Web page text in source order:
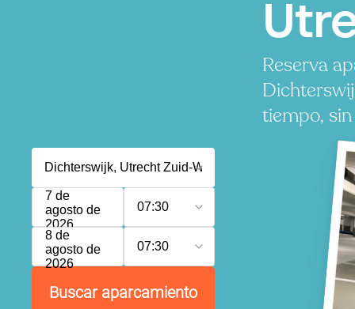
Reserva
tiempo,
7 de
agosto de
2026
07:30
8 de
agosto de
2026
07:30
Buscar aparcamiento